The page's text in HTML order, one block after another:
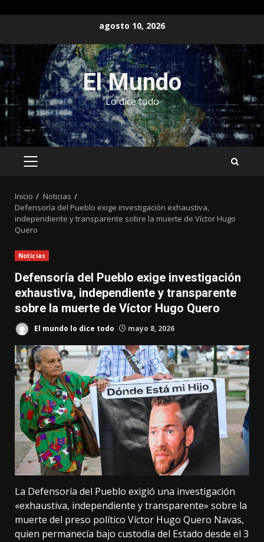
contenido
agosto 10, 2026
El Mundo
Lo dice todo
MENÚ
Inicio
Noticias
Defensoría del Pueblo exige investigación exhaustiva,
independiente y transparente sobre la muerte de Víctor Hugo
Quero
Noticias
Defensoría del Pueblo exige investigación
exhaustiva, independiente y transparente
sobre la muerte de Víctor Hugo Quero
El mundo lo dice todo mayo 8, 2026
La Defensoría del Pueblo exigió una investigación
«exhaustiva, independiente y transparente» sobre la
muerte del preso político Víctor Hugo Quero Navas,
quien permanecía bajo custodia del Estado desde el 3